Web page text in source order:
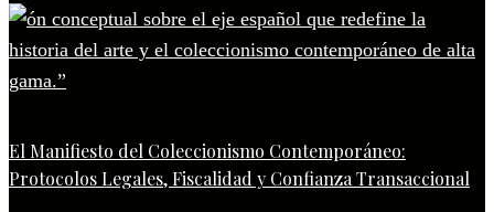
El Manifiesto del Coleccionismo Contemporáneo:
Protocolos Legales, Fiscalidad y Confianza Transaccional